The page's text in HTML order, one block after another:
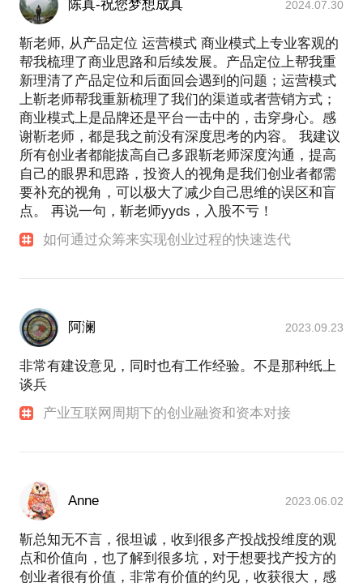
陈真-祝您梦想成真 2024.07.30
靳老师, 从产品定位 运营模式 商业模式上专业客观的
帮我梳理了商业思路和后续发展。产品定位上帮我重
新理清了产品定位和后面回会遇到的问题；运营模式
上靳老师帮我重新梳理了我们的渠道或者营销方式；
商业模式上是品牌还是平台一击中的，击穿身心。感
谢靳老师，都是我之前没有深度思考的内容。 我建议
所有创业者都能拔高自己多跟靳老师深度沟通，提高
自己的眼界和思路，投资人的视角是我们创业者都需
要补充的视角，可以极大了减少自己思维的误区和盲
点。 再说一句，靳老师yyds，入股不亏！
如何通过众筹来实现创业过程的快速迭代
阿澜 2023.09.23
非常有建设意见，同时也有工作经验。不是那种纸上
谈兵
产业互联网周期下的创业融资和资本对接
Anne 2023.06.02
靳总知无不言，很坦诚，收到很多产投战投维度的观
点和价值向，也了解到很多坑，对于想要找产投方的
创业者很有价值，非常有价值的约见，收获很大，感